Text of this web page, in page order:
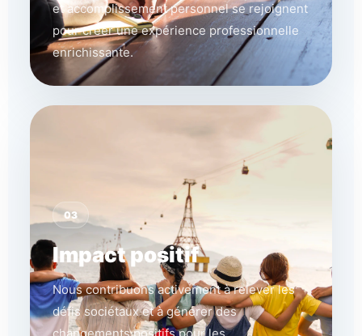
et accomplissement personnel se rejoignent
pour créer une expérience professionnelle
enrichissante.
03
Impact positif
Nous contribuons activement à relever les
défis sociétaux et à générer des